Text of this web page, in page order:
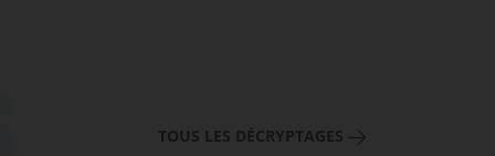
TOUS LES DÉCRYPTAGES